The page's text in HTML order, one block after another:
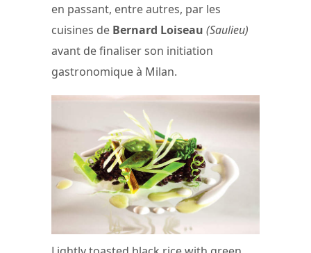
en passant, entre autres, par les
cuisines de Bernard Loiseau (Saulieu)
avant de finaliser son initiation
gastronomique à Milan.